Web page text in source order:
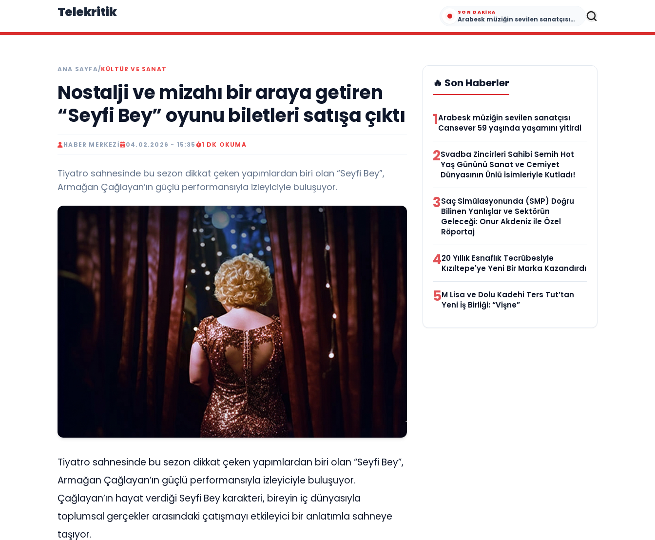
Telekritik SON DAKIKA
Arabesk müziğin sevilen sanatçısı Cansever 59 yaşında yaşamını yitirdi
ANA SAYFA/KÜLTÜR VE SANAT
Nostalji ve mizahı bir araya getiren
“Seyfi Bey” oyunu biletleri satışa çıktı
HABER MERKEZI 04.02.2026 - 15:35 1 DK OKUMA
Tiyatro sahnesinde bu sezon dikkat çeken yapımlardan biri olan “Seyfi Bey”,
Armağan Çağlayan’ın güçlü performansıyla izleyiciyle buluşuyor.
Tiyatro sahnesinde bu sezon dikkat çeken yapımlardan biri olan “Seyfi Bey”,
Armağan Çağlayan’ın güçlü performansıyla izleyiciyle buluşuyor.
Çağlayan’ın hayat verdiği Seyfi Bey karakteri, bireyin iç dünyasıyla
toplumsal gerçekler arasındaki çatışmayı etkileyici bir anlatımla sahneye
taşıyor.
🔥 Son Haberler
1Arabesk müziğin sevilen sanatçısı
Cansever 59 yaşında yaşamını yitirdi
2Svadba Zincirleri Sahibi Semih Hot
Yaş Gününü Sanat ve Cemiyet
Dünyasının Ünlü İsimleriyle Kutladı!
3Saç Simülasyonunda (SMP) Doğru
Bilinen Yanlışlar ve Sektörün
Geleceği: Onur Akdeniz ile Özel
Röportaj
420 Yıllık Esnaflık Tecrübesiyle
Kızıltepe'ye Yeni Bir Marka Kazandırdı
5M Lisa ve Dolu Kadehi Ters Tut’tan
Yeni İş Birliği: “Vişne”